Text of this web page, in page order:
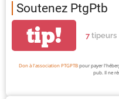
Soutenez PtgPtb
tip! 7 tipeurs
Don à l'association PTGPTBpour payer
pub. Il ne